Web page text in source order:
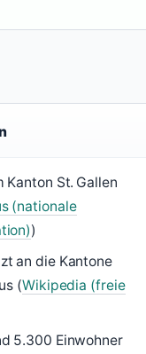
St. Gallen
(nationale
)
an die Kantone
(Wikipedia (freie
5.300 Einwohner